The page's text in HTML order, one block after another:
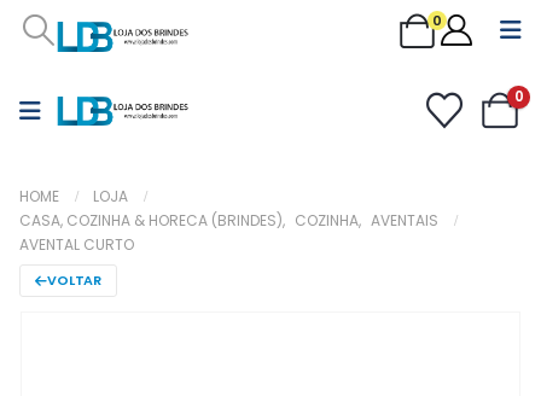
0
0
HOME
LOJA
CASA, COZINHA & HORECA (BRINDES), COZINHA, AVENTAIS
AVENTAL CURTO
VOLTAR